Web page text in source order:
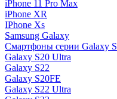
iPhone 11 Pro Max
iPhone XR
IPhone Xs
Samsung Galaxy
Смартфоны серии Galaxy S
Galaxy S20 Ultra
Galaxy S22
Galaxy S20FE
Galaxy S22 Ultra